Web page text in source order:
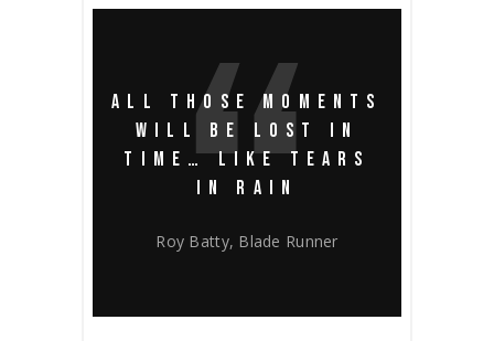
ALL THOSE MOMENTS
WILL BE LOST IN
TIME… LIKE TEARS
IN RAIN
Roy Batty, Blade Runner